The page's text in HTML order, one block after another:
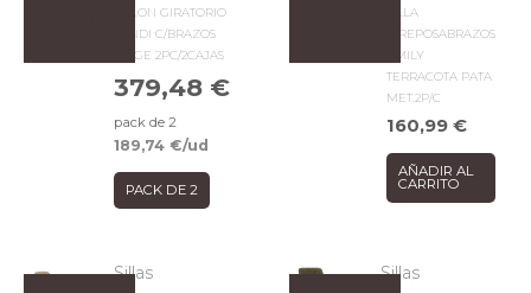
SILLON GIRATORIO
MINDI C/BRAZOS
BEIGE 2PC/2CAJAS
379,48 €
pack de 2
189,74€/ud
PACK DE 2
SILLA
C/REPOSABRAZOS
EMILY
TERRACOTA PATA
MET.2P/C
160,99€
AÑADIR AL
CARRITO
Sillas Sillas